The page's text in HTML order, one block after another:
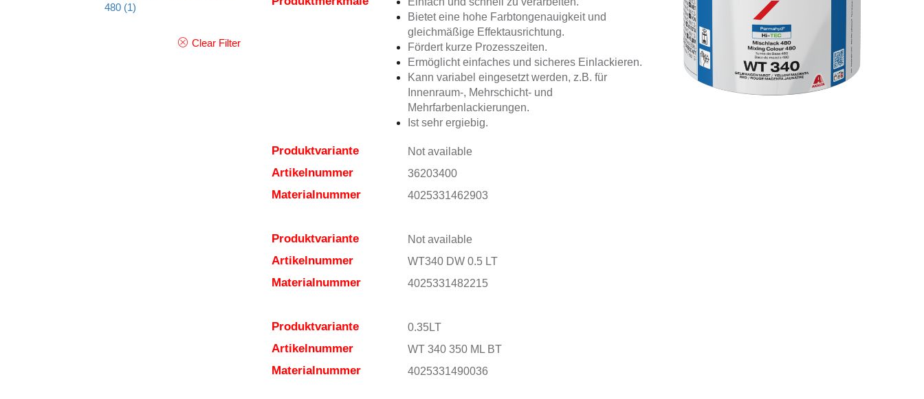
480 (1)
Clear Filter
Bietet eine hohe Farbtongenauigkeit und
gleichmäßige Effektausrichtung.
Fördert kurze Prozesszeiten.
Ermöglicht einfaches und sicheres Einlackieren.
Kann variabel eingesetzt werden, z.B. für
Innenraum-, Mehrschicht- und
Mehrfarbenlackierungen.
Ist sehr ergiebig.
Produktvariante Not available
Artikelnummer 36203400
Materialnummer 4025331462903
Produktvariante Not available
Artikelnummer WT340 DW 0.5 LT
Materialnummer 4025331482215
Produktvariante 0.35LT
Artikelnummer WT 340 350 ML BT
Materialnummer 4025331490036